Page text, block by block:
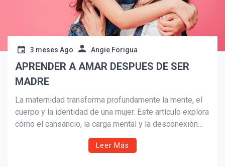
¡Suscríbete y Vive la
Experiencia!
3 meses Ago Angie Forigua
APRENDER A AMAR DESPUES DE SER
MADRE
La maternidad transforma profundamente la mente, el
cuerpo y la identidad de una mujer. Este artículo explora
cómo el cansancio, la carga mental y la desconexión
emocional afectan la relación consigo misma, la pareja
y la sexualidad, mientras invita a las madres a
Leer Más